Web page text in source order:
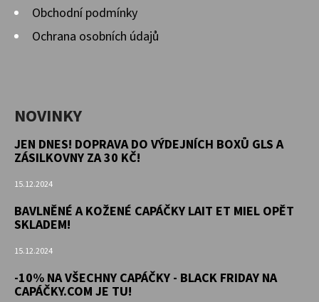
Obchodní podmínky
Ochrana osobních údajů
NOVINKY
JEN DNES! DOPRAVA DO VÝDEJNÍCH BOXŮ GLS A
ZÁSILKOVNY ZA 30 KČ!
15.12.2024
BAVLNĚNÉ A KOŽENÉ CAPÁČKY LAIT ET MIEL OPĚT
SKLADEM!
15.12.2024
-10% NA VŠECHNY CAPÁČKY - BLACK FRIDAY NA
CAPÁČKY.COM JE TU!